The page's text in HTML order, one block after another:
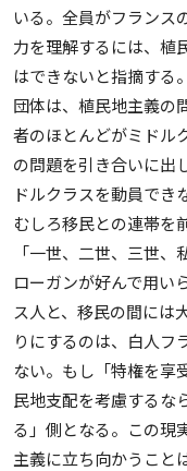
いる。全員がフランス
力を理解するには、植
はできないと指摘する
団体は、植民地主義の
者のほとんどがミドル
の問題を引き合いに出
ドルクラスを動員でき
むしろ移民との連帯を
「一世、二世、三世
ローガンが好んで用い
ス人と、移民の間には
りにするのは、白人フ
ない。もし「特権を享
民地支配を考慮するな
る」側となる。この現
主義に立ち向かうこと